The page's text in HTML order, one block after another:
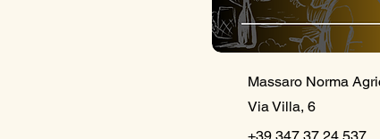
Massaro Norma
Via Villa, 6